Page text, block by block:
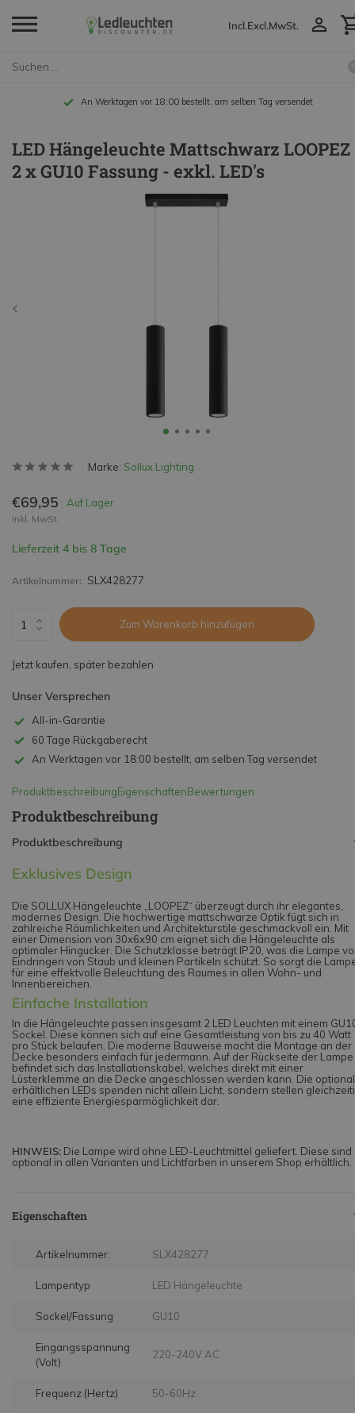
Incl.Excl.MwSt.
An Werktagen vor 18:00 bestellt, am selben Tag versendet
LED Hängeleuchte Mattschwarz LOOPEZ
2 x GU10 Fassung - exkl. LED's
Marke: Sollux Lighting
€69,95 Auf Lager
inkl. MwSt.
Lieferzeit 4 bis 8 Tage
Artikelnummer: SLX428277
Zum Warenkorb hinzufügen
Jetzt kaufen, später bezahlen
Unser Versprechen
All-in-Garantie
60 Tage Rückgaberecht
An Werktagen vor 18:00 bestellt, am selben Tag versendet
ProduktbeschreibungEigenschaftenBewertungen
Produktbeschreibung
Produktbeschreibung
Exklusives Design
Die SOLLUX Hängeleuchte „LOOPEZ“ überzeugt durch ihr elegantes,
modernes Design. Die hochwertige mattschwarze Optik fügt sich in
zahlreiche Räumlichkeiten und Architekturstile geschmackvoll ein. Mit
einer Dimension von 30x6x90 cm eignet sich die Hängeleuchte als
optimaler Hingucker. Die Schutzklasse beträgt IP20, was die Lampe
Eindringen von Staub und kleinen Partikeln schützt. So sorgt die
für eine effektvolle Beleuchtung des Raumes in allen Wohn- und
Innenbereichen.
Einfache Installation
In die Hängeleuchte passen insgesamt 2 LED Leuchten mit einem
Sockel. Diese können sich auf eine Gesamtleistung von bis zu 40 Watt
pro Stück belaufen. Die moderne Bauweise macht die Montage an der
Decke besonders einfach für jedermann. Auf der Rückseite der Lampe
befindet sich das Installationskabel, welches direkt mit einer
Lüsterklemme an die Decke angeschlossen werden kann. Die optional
erhältlichen LEDs spenden nicht allein Licht, sondern stellen
eine effiziente Energiesparmöglichkeit dar.
HINWEIS: Die Lampe wird ohne LED-Leuchtmittel geliefert. Diese sind
optional in allen Varianten und Lichtfarben in unserem Shop erhältlich.
Eigenschaften
Artikelnummer: SLX428277
Lampentyp LED Hängeleuchte
Sockel/Fassung GU10
Eingangsspannung
(Volt)
220-240V AC
Frequenz (Hertz) 50-60Hz